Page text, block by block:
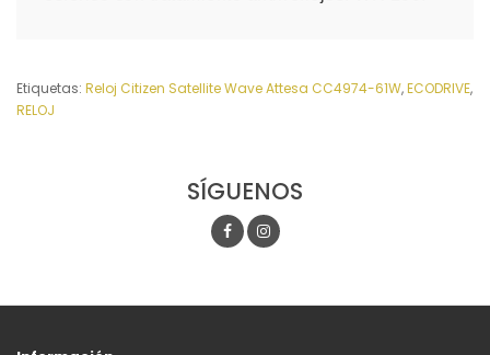
Etiquetas: Reloj Citizen Satellite Wave Attesa CC4974-61W,ECODRIVE,
RELOJ
SÍGUENOS